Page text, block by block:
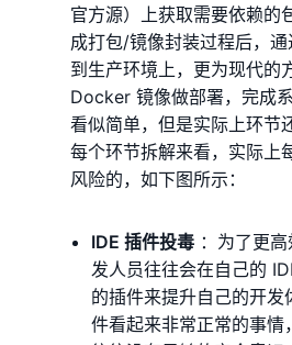
官方源）上获取需要依赖的
成打包/镜像封装过程后，
到生产环境上，更为现代的
Docker 镜像做部署，完成
看似简单，但是实际上环节
每个环节拆解来看，实际上
⻛险的，如下图所示：
IDE 插件投毒 ：为了更
发人员往往会在自己的
的插件来提升自己的开
件看起来非常正常的事情